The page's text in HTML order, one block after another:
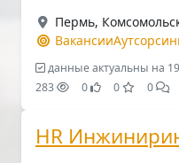
Пермь,
данные актуальны на
283
0 0 0
HR